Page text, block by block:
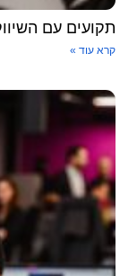
תקועים עם
קרא עוד »